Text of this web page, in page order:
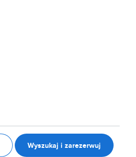
Wyszukaj i zarezerwuj